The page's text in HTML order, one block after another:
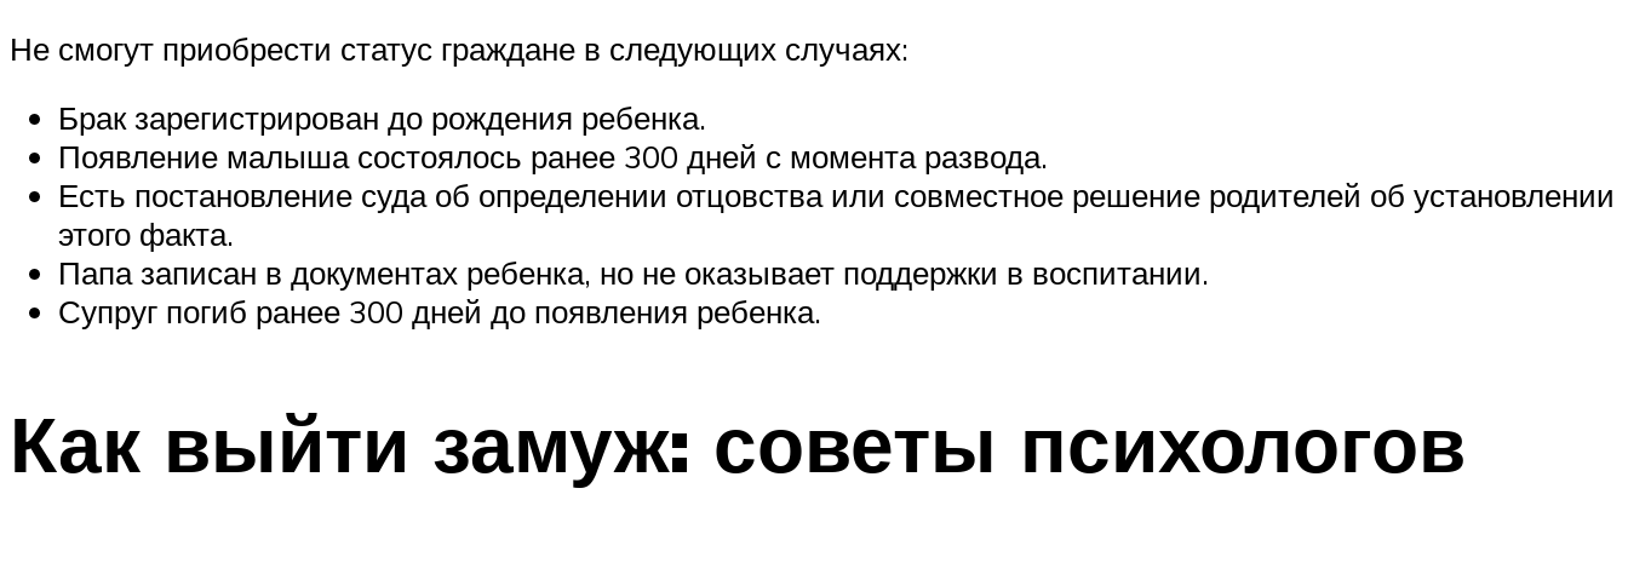
Не смогут приобрести статус граждане в следующих случаях:
Брак зарегистрирован до рождения ребенка.
Появление малыша состоялось ранее 300 дней с момента развода.
Есть постановление суда об определении отцовства или совместное решение родителей об установлении
этого факта.
Папа записан в документах ребенка, но не оказывает поддержки в воспитании.
Супруг погиб ранее 300 дней до появления ребенка.
Как выйти замуж: советы психологов